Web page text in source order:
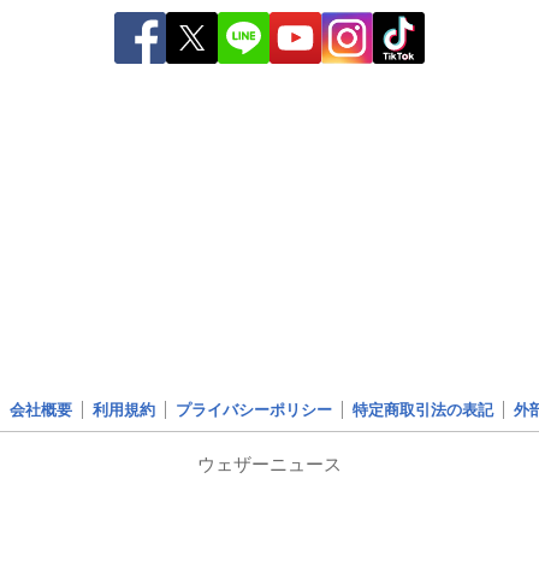
会社概要 利用規約 プライバシーポリシー 特定商取引法の表記 外
ウェザーニュース